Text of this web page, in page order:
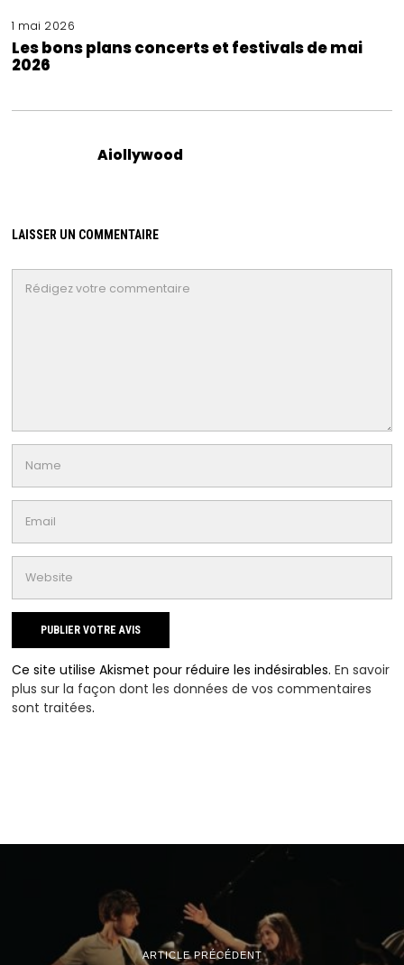
1 mai 2026
Les bons plans concerts et festivals de mai
2026
Aiollywood
LAISSER UN COMMENTAIRE
Ce site utilise Akismet pour réduire les indésirables.En savoir
plus sur la façon dont les données de vos commentaires
sont traitées.
ARTICLE PRÉCÉDENT